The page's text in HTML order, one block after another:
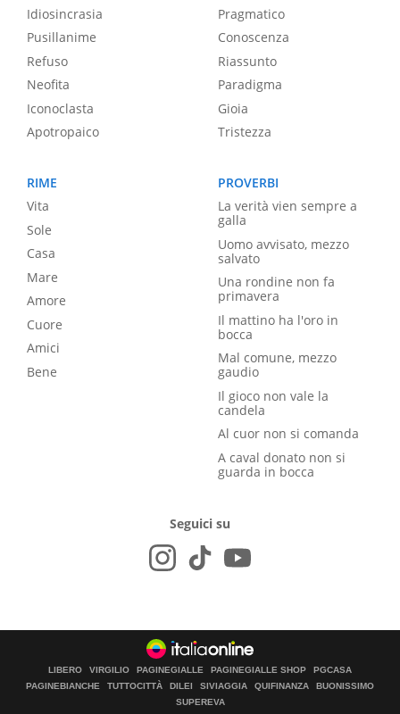
Idiosincrasia
Pusillanime
Refuso
Neofita
Iconoclasta
Apotropaico
Pragmatico
Conoscenza
Riassunto
Paradigma
Gioia
Tristezza
RIME
Vita
Sole
Casa
Mare
Amore
Cuore
Amici
Bene
PROVERBI
La verità vien sempre a
galla
Uomo avvisato, mezzo
salvato
Una rondine non fa
primavera
Il mattino ha l'oro in
bocca
Mal comune, mezzo
gaudio
Il gioco non vale la
candela
Al cuor non si comanda
A caval donato non si
guarda in bocca
Seguici su
LIBERO VIRGILIO PAGINEGIALLE PAGINEGIALLE SHOP
PGCASA
PAGINEBIANCHE
TUTTOCITTÀ DILEI SIVIAGGIA QUIFINANZA
BUONISSIMO
SUPEREVA